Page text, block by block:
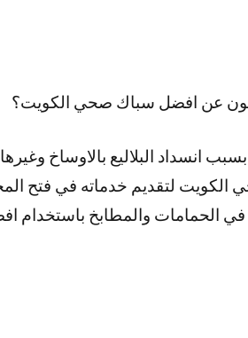
عن افضل سباك صحي الكويت؟
انسداد البلاليع بالاوساخ وغيرها
لتقديم خدماته في فتح
الحمامات والمطابخ باستخدام